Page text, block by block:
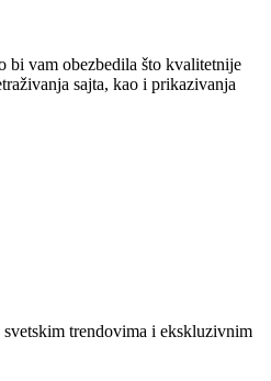
bi vam obezbedila što kvalitetnije
sajta, kao i prikazivanja
trendovima i ekskluzivnim